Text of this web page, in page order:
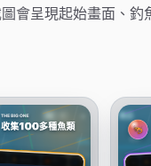
會呈現起始畫面、釣